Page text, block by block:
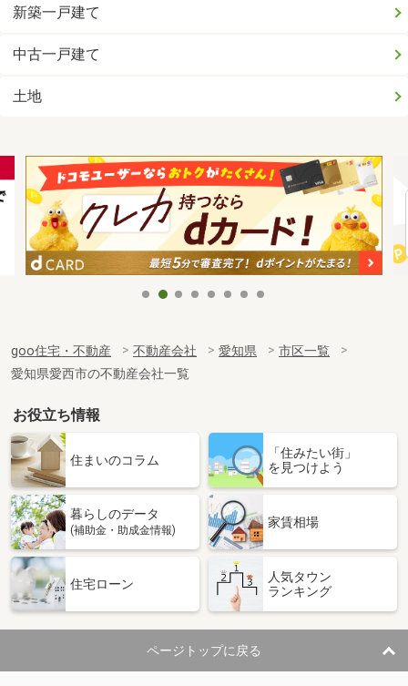
新築一戸建て
中古一戸建て
土地
goo住宅・不動産 不動産会社 愛知県
市区一覧
愛知県愛西市の不動産会社一覧
お役立ち情報
住まいのコラム
「住みたい街」
を見つけよう
暮らしのデータ
(補助金・助成金情報)
家賃相場
住宅ローン
人気タウン
ランキング
ページトップに戻る